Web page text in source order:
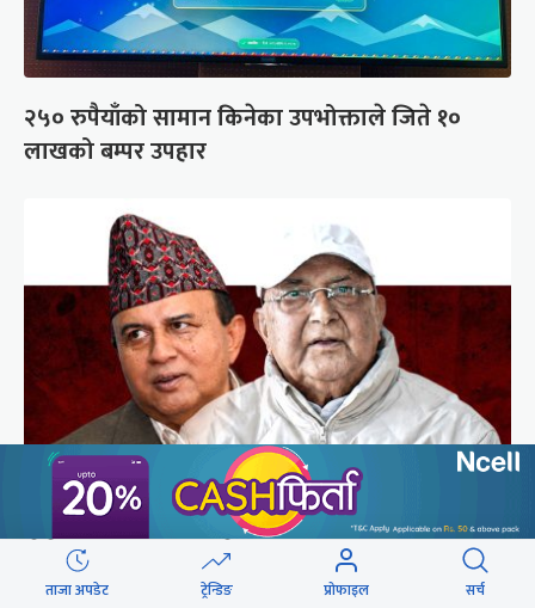
२५० रुपैयाँको सामान किनेका उपभोक्ताले जिते १०
लाखको बम्पर उपहार
गुन्डुमा अड्किए एमाले पुनर्गठनका प्रस्तावहरू
ताजा अपडेट ट्रेन्डिङ प्रोफाइल सर्च